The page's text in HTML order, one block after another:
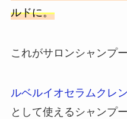
ルドに。
これがサロンシャンプ
ルベルイオセラムクレ
として使えるシャンプ